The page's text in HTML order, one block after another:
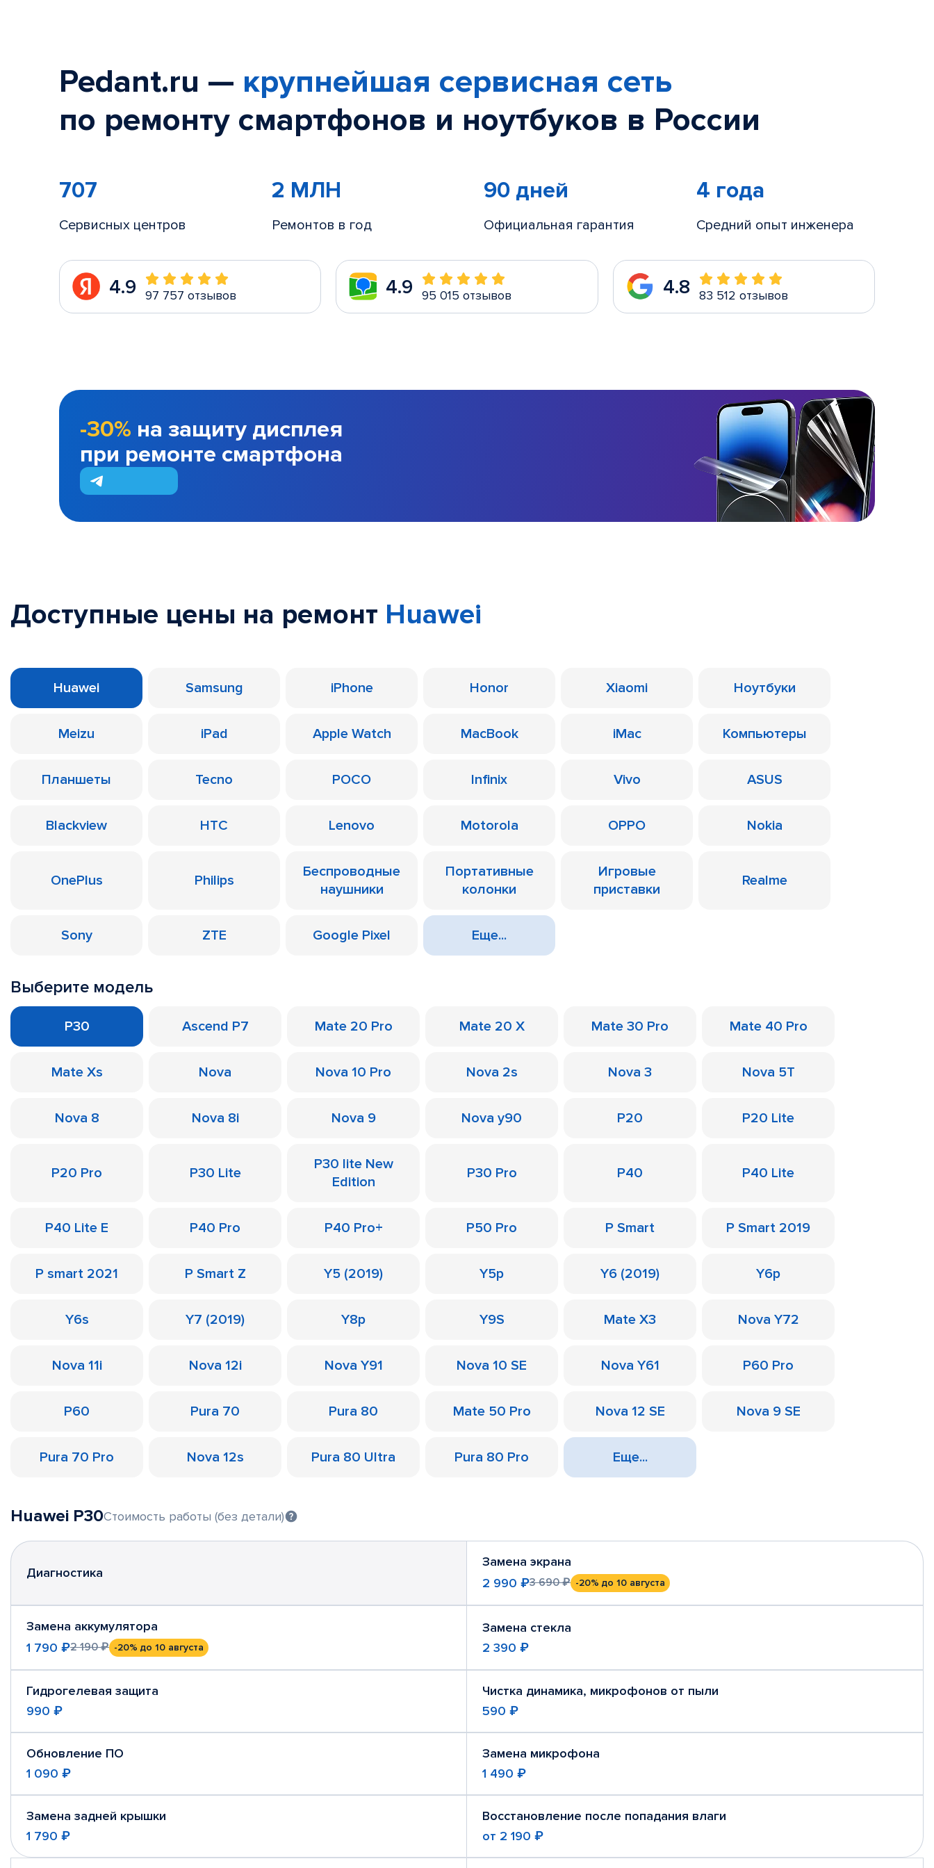
Pedant.ru — крупнейшая сервисная сеть
по ремонту смартфонов и ноутбуков в России
707
Сервисных центров
2 МЛН
Ремонтов в год
90 дней
Официальная гарантия
4 года
Средний опыт инженера
4.9 97 757 отзывов 4.9 95 015 отзывов 4.8 83 512 отзывов
-30% на защиту дисплея
при ремонте смартфона
Доступные цены на ремонт Huawei
Huawei Samsung iPhone Honor Xiaomi Ноутбуки
Meizu iPad Apple Watch MacBook iMac Компьютеры
Планшеты Tecno POCO Infinix Vivo ASUS
Blackview HTC Lenovo Motorola OPPO Nokia
OnePlus Philips
Беспроводные
наушники
Портативные
колонки
Игровые
приставки
Realme
Sony ZTE Google Pixel Еще...
Выберите модель
P30 Ascend P7 Mate 20 Pro Mate 20 X Mate 30 Pro Mate 40 Pro
Mate Xs Nova Nova 10 Pro Nova 2s Nova 3 Nova 5T
Nova 8 Nova 8i Nova 9 Nova y90 P20 P20 Lite
P20 Pro P30 Lite
P30 lite New
Edition
P30 Pro P40 P40 Lite
P40 Lite E P40 Pro P40 Pro+ P50 Pro P Smart P Smart 2019
P smart 2021 P Smart Z Y5 (2019) Y5p Y6 (2019) Y6p
Y6s Y7 (2019) Y8p Y9S Mate X3 Nova Y72
Nova 11i Nova 12i Nova Y91 Nova 10 SE Nova Y61 P60 Pro
P60 Pura 70 Pura 80 Mate 50 Pro Nova 12 SE Nova 9 SE
Pura 70 Pro Nova 12s Pura 80 Ultra Pura 80 Pro Еще...
Huawei P30Стоимость работы (без детали)
Диагностика
Замена экрана
2 990 ₽3 690 ₽ -20% до 10 августа
Замена аккумулятора
1 790 ₽2 190 ₽ -20% до 10 августа
Замена стекла
2 390 ₽
Гидрогелевая защита
990 ₽
Чистка динамика, микрофонов от пыли
590 ₽
Обновление ПО
1 090 ₽
Замена микрофона
1 490 ₽
Замена задней крышки
1 790 ₽
Восстановление после попадания влаги
от 2 190 ₽